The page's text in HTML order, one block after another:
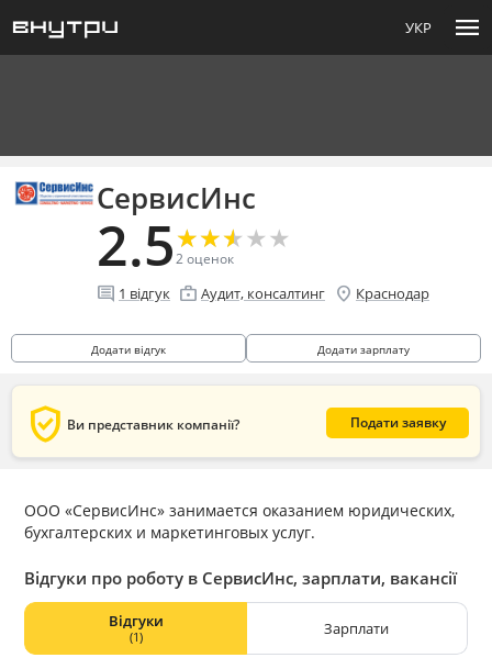
УКР menu
СервисИнс
2.5★
★★
★★
★★
★★
★
2оценок
comment 1 відгук enterprise Аудит, консалтинг location_on Краснодар
Додати відгук Додати зарплату
verified_user Ви представник компанії? Подати заявку
ООО «СервисИнс» занимается оказанием юридических,
бухгалтерских и маркетинговых услуг.
Відгуки про роботу в СервисИнс, зарплати, вакансії
Відгуки
(1) Зарплати